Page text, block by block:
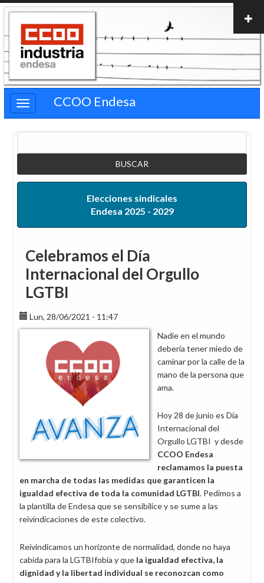
Pasar
contenido
principal
CCOO Endesa
Elecciones sindicales
Endesa 2025 - 2029
Celebramos el Día
Internacional del Orgullo
LGTBI
Lun, 28/06/2021 - 11:47
Nadie en el mundo
debería tener miedo de
caminar por la calle de la
mano de la persona que
ama.
Hoy 28 de junio es Día
Internacional del
Orgullo LGTBI y desde
CCOO Endesa
reclamamos la puesta
en marcha de todas las medidas que garanticen la
igualdad efectiva de toda la comunidad LGTBI. Pedimos a
la plantilla de Endesa que se sensibilice y se sume a las
reivindicaciones de este colectivo.
Reivindicamos un horizonte de normalidad, donde no haya
cabida para la LGTBIfobia y que la igualdad efectiva, la
dignidad y la libertad individual se reconozcan como